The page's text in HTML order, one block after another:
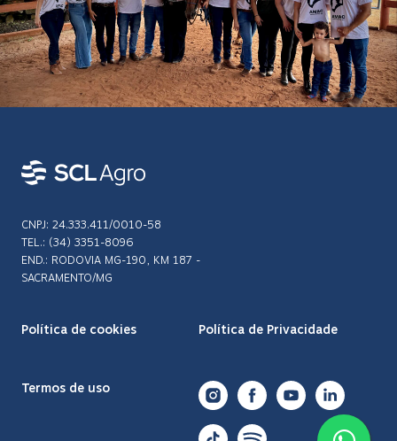
Rodovia MG-190, km 187
CNPJ: 24.333.411/0010-58
TEL.: (34) 3351-8096
END.: RODOVIA MG-190, KM 187 -
SACRAMENTO/MG
Política de cookies Política de Privacidade
Termos de uso